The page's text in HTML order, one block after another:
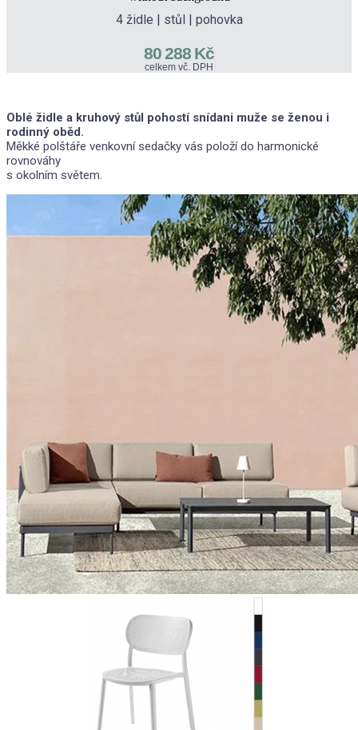
4 židle | stůl | pohovka
80 288 Kč
celkem vč. DPH
Oblé židle a kruhový stůl pohostí snídani muže se ženou i
rodinný oběd.
Měkké polštáře venkovní sedačky vás položí do harmonické
rovnováhy
s okolním světem.